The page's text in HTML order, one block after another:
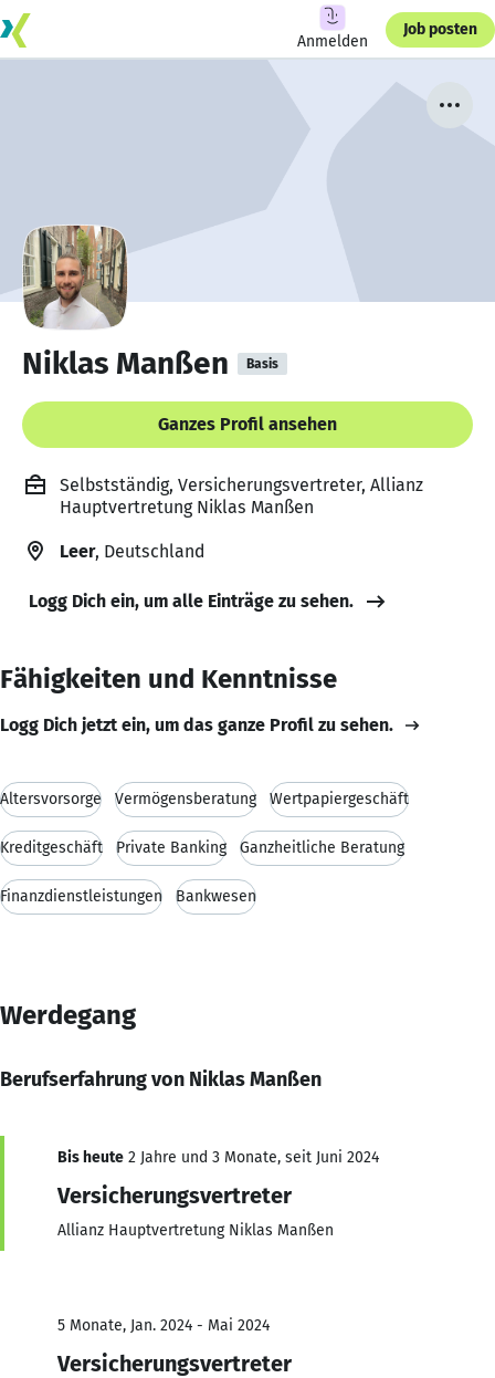
Anmelden
Job posten
Niklas Manßen Basis
Ganzes Profil ansehen
Selbstständig, Versicherungsvertreter, Allianz
Hauptvertretung Niklas Manßen
Leer, Deutschland
Logg Dich ein, um alle Einträge zu sehen.
Fähigkeiten und Kenntnisse
Logg Dich jetzt ein, um das ganze Profil zu sehen.
Altersvorsorge Vermögensberatung Wertpapiergeschäft
Kreditgeschäft Private Banking Ganzheitliche Beratung
Finanzdienstleistungen Bankwesen
Werdegang
Berufserfahrung von Niklas Manßen
Bis heute 2 Jahre und 3 Monate, seit Juni 2024
Versicherungsvertreter
Allianz Hauptvertretung Niklas Manßen
5 Monate, Jan. 2024 - Mai 2024
Versicherungsvertreter